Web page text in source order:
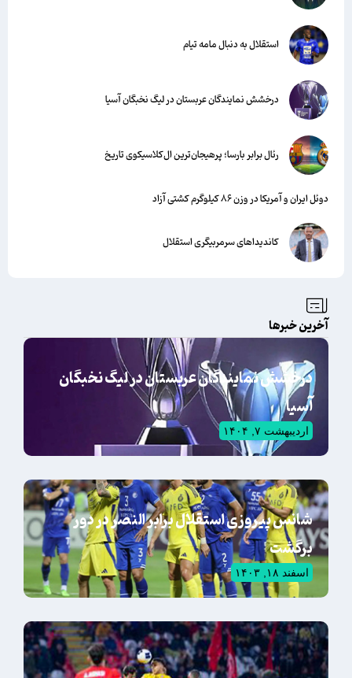
استقلال به دنبال مامه تیام
درخشش نمایندگان عربستان در لیگ نخبگان آسیا
رئال برابر بارسا؛ پرهیجان‌‌ترین ال‌کلاسیکوی تاریخ
دوئل ایران و آمریکا در وزن ۸۶ کیلوگرم کشتی آزاد
کاندیداهای سرمربیگری استقلال
آخرین خبرها
درخشش نمایندگان عربستان در لیگ نخبگان
آسیا
اردیبهشت ۷, ۱۴۰۴
شانس پیروزی استقلال برابر النصر در دور
برگشت
اسفند ۱۸, ۱۴۰۳